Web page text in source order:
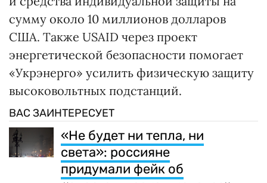
сумму около 10 миллионов долларов
США. Также USAID через проект
энергетической безопасности помогает
«Укрэнерго» усилить физическую защиту
высоковольтных подстанций.
ВАС ЗАИНТЕРЕСУЕТ
«Не будет ни тепла, ни
света»: россияне
придумали фейк об